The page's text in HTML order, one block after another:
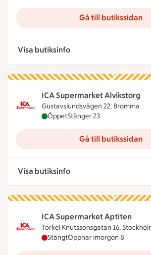
Gå till butikssidan
Visa butiksinfo
ICA Supermarket Alvikstorg
Gustavslundsvägen 22, Bromma
ICA Supermarket Alvikstorg
ÖppetStänger 23
Gå till butikssidan
Visa butiksinfo
ICA Supermarket Aptiten
Torkel Knutssonsgatan 16,
ICA Supermarket Aptiten har
StängtÖppnar imorgon 8